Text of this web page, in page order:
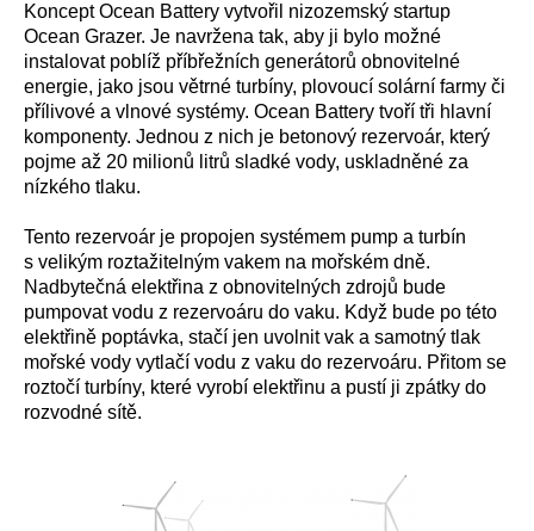
Koncept Ocean Battery vytvořil nizozemský startup
Ocean Grazer. Je navržena tak, aby ji bylo možné
instalovat poblíž příbřežních generátorů obnovitelné
energie, jako jsou větrné turbíny, plovoucí solární farmy či
přílivové a vlnové systémy. Ocean Battery tvoří tři hlavní
komponenty. Jednou z nich je betonový rezervoár, který
pojme až 20 milionů litrů sladké vody, uskladněné za
nízkého tlaku.
Tento rezervoár je propojen systémem pump a turbín
s velikým roztažitelným vakem na mořském dně.
Nadbytečná elektřina z obnovitelných zdrojů bude
pumpovat vodu z rezervoáru do vaku. Když bude po této
elektřině poptávka, stačí jen uvolnit vak a samotný tlak
mořské vody vytlačí vodu z vaku do rezervoáru. Přitom se
roztočí turbíny, které vyrobí elektřinu a pustí ji zpátky do
rozvodné sítě.